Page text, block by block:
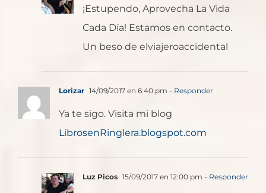
¡Estupendo, Aprovecha La Vida
Cada Día! Estamos en contacto.
Un beso de elviajeroaccidental
Lorizar 14/09/2017 en 6:40 pm - Responder
Ya te sigo. Visita mi blog
LibrosenRinglera.blogspot.com
Luz Picos 15/09/2017 en 12:00 pm - Responder